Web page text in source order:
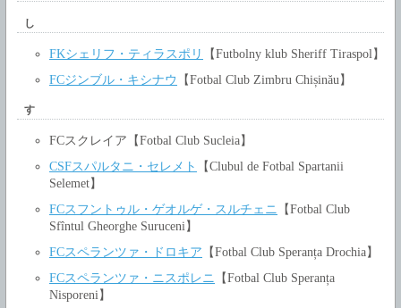
し
FKシェリフ・ティラスポリ
【Futbolny klub Sheriff Tiraspol】
FCジンブル・キシナウ
【Fotbal Club Zimbru Chișinău】
す
FCスクレイア【Fotbal Club Sucleia】
CSFスパルタニ・セレメト
【Clubul de Fotbal Spartanii
Selemet】
FCスフントゥル・ゲオルゲ・スルチェニ 【Fotbal Club
Sfîntul Gheorghe Suruceni】
FCスペランツァ・ドロキア 【Fotbal Club Speranța Drochia】
FCスペランツァ・ニスポレニ 【Fotbal Club Speranța
Nisporeni】